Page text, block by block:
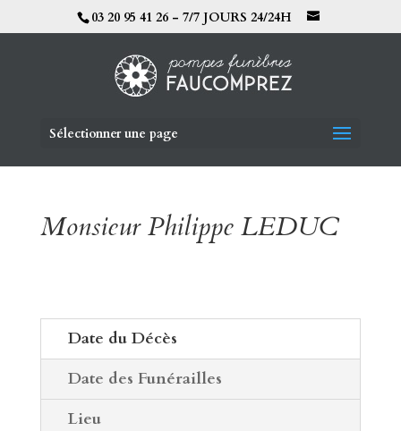
03 20 95 41 26 - 7/7 JOURS 24/24H
Sélectionner une page
Monsieur Philippe LEDUC
Date du Décès
Date des Funérailles
Lieu